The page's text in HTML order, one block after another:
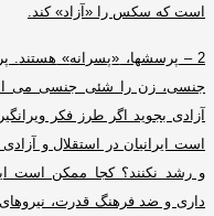
است که سکس را «آزاد»کند
2 – پرسشها، «پسرانه» هستند
جنسی، زن را شئی جنسی می
آزادی بجوید اگر طرز فکر
است ایرانیان در استقلال و
و رشد نکنند؟ کجا ممکن است
داری و ضد فرهنگ قدرت،